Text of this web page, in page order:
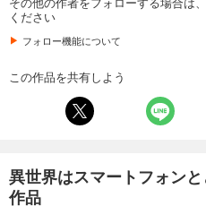
ください
フォロー機能について
この作品を共有しよう
異世界はスマートフォン
作品